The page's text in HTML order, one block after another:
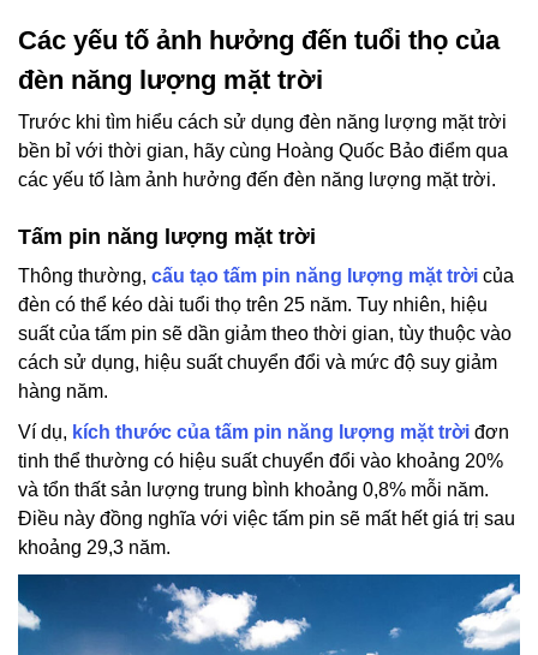
Các yếu tố ảnh hưởng đến tuổi thọ của
đèn năng lượng mặt trời
Trước khi tìm hiểu cách sử dụng đèn năng lượng mặt trời
bền bỉ với thời gian, hãy cùng Hoàng Quốc Bảo điểm qua
các yếu tố làm ảnh hưởng đến đèn năng lượng mặt trời.
Tấm pin năng lượng mặt trời
Thông thường, cấu tạo tấm pin năng lượng mặt trời của
đèn có thể kéo dài tuổi thọ trên 25 năm. Tuy nhiên, hiệu
suất của tấm pin sẽ dần giảm theo thời gian, tùy thuộc vào
cách sử dụng, hiệu suất chuyển đổi và mức độ suy giảm
hàng năm.
Ví dụ, kích thước của tấm pin năng lượng mặt trời đơn
tinh thể thường có hiệu suất chuyển đổi vào khoảng 20%
và tổn thất sản lượng trung bình khoảng 0,8% mỗi năm.
Điều này đồng nghĩa với việc tấm pin sẽ mất hết giá trị sau
khoảng 29,3 năm.